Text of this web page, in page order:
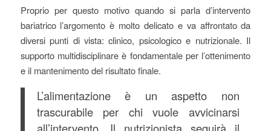
Proprio per questo motivo quando si parla d’intervento
bariatrico l’argomento è molto delicato e va affrontato da
diversi punti di vista: clinico, psicologico e nutrizionale. Il
supporto multidisciplinare è fondamentale per l’ottenimento
e il mantenimento del risultato finale.
L’alimentazione è un aspetto non
trascurabile per chi vuole avvicinarsi
all’intervento. Il nutrizionista seguirà il